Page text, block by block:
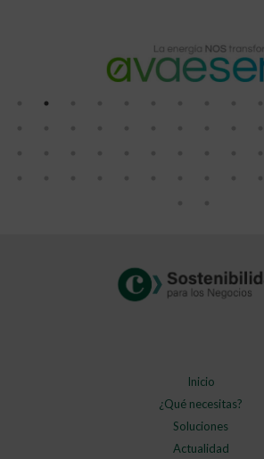
Inicio
¿Qué necesitas?
Soluciones
Actualidad